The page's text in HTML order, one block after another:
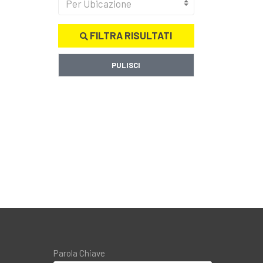
Per Ubicazione
FILTRA RISULTATI
PULISCI
Parola Chiave